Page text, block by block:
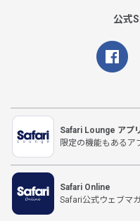
公式
Safari Lounge アプ
限定の機能もあるア
Safari Online
Safari公式ウェブマ